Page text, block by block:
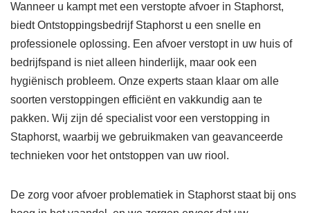
Wanneer u kampt met een verstopte afvoer in Staphorst,
biedt Ontstoppingsbedrijf Staphorst u een snelle en
professionele oplossing. Een afvoer verstopt in uw huis of
bedrijfspand is niet alleen hinderlijk, maar ook een
hygiënisch probleem. Onze experts staan klaar om alle
soorten verstoppingen efficiënt en vakkundig aan te
pakken. Wij zijn dé specialist voor een verstopping in
Staphorst, waarbij we gebruikmaken van geavanceerde
technieken voor het ontstoppen van uw riool.
De zorg voor afvoer problematiek in Staphorst staat bij ons